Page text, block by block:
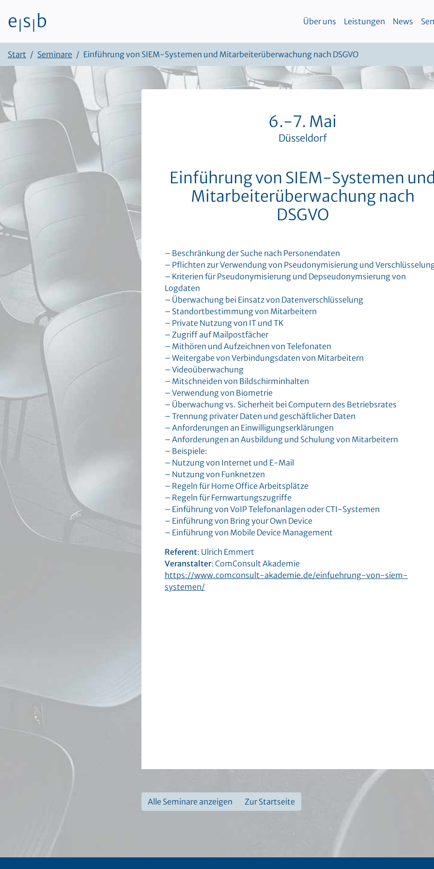
Zum Inhalt
e s b Über uns Leistungen News
Start Seminare Einführung von SIEM-Systemen und Mitarbeiterüberwachung nach DSGVO
6.-7. Mai
Düsseldorf
Einführung von SIEM-Systemen
Mitarbeiterüberwachung nach
DSGVO
– Beschränkung der Suche nach Personendaten
– Pflichten zur Verwendung von Pseudonymisierung und
– Kriterien für Pseudonymisierung und Depseudonymsierung von
Logdaten
– Überwachung bei Einsatz von Datenverschlüsselung
– Standortbestimmung von Mitarbeitern
– Private Nutzung von IT und TK
– Zugriff auf Mailpostfächer
– Mithören und Aufzeichnen von Telefonaten
– Weitergabe von Verbindungsdaten von Mitarbeitern
– Videoüberwachung
– Mitschneiden von Bildschirminhalten
– Verwendung von Biometrie
– Überwachung vs. Sicherheit bei Computern des Betriebsrates
– Trennung privater Daten und geschäftlicher Daten
– Anforderungen an Einwilligungserklärungen
– Anforderungen an Ausbildung und Schulung von Mitarbeitern
– Beispiele:
– Nutzung von Internet und E-Mail
– Nutzung von Funknetzen
– Regeln für Home Office Arbeitsplätze
– Regeln für Fernwartungszugriffe
– Einführung von VoIP Telefonanlagen oder CTI-Systemen
– Einführung von Bring your Own Device
– Einführung von Mobile Device Management
Referent: Ulrich Emmert
Veranstalter: ComConsult Akademie
https://www.comconsult-akademie.de/einfuehrung-von-siem-
systemen/
Alle Seminare anzeigen Zur Startseite